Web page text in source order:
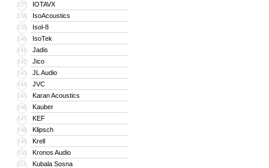
137 IOTAVX
138 IsoAcoustics
139 Isol-8
140 IsoTek
141 Jadis
142 Jico
143 JL Audio
144 JVC
145 Karan Acoustics
146 Kauber
147 KEF
148 Klipsch
149 Krell
150 Kronos Audio
151 Kubala Sosna